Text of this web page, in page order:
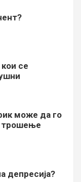
се
може да го
трошење
депресија?